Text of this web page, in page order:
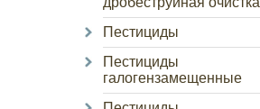
Пестициды
Пестициды
галогензамещенные